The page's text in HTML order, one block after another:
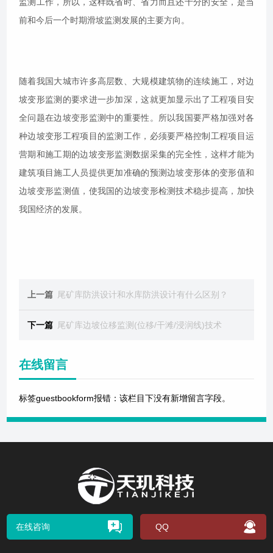
前和今后一个时期滑坡监测发展的主要方向。
随着我国大城市许多高层数、大规模建筑物的连续施工，对边
坡变形监测的要求进一步加深，这就更加显示出了工程项目安
全问题在边坡变形监测中的重要性。所以我国要严格加强对各
种边坡变形工程项目的监测工作，必须要严格控制工程项目运
营期和施工期的边坡变形监测数据采集的完全性，这样才能为
建筑项目施工人员提供更加准确的预测边坡变形体的变形值和
边坡变形监测值，使我国的边坡变形检测技术稳步提高，加快
我国经济的发展。
上一篇 尾矿库防洪设计和水库防洪设计有什么区别？
下一篇 尾矿库边坡位移监测(位移/干滩/浸润线)技术
在线留言
标签guestbookform报错：该栏目下没有新增留言字段。
在线咨询 QQ